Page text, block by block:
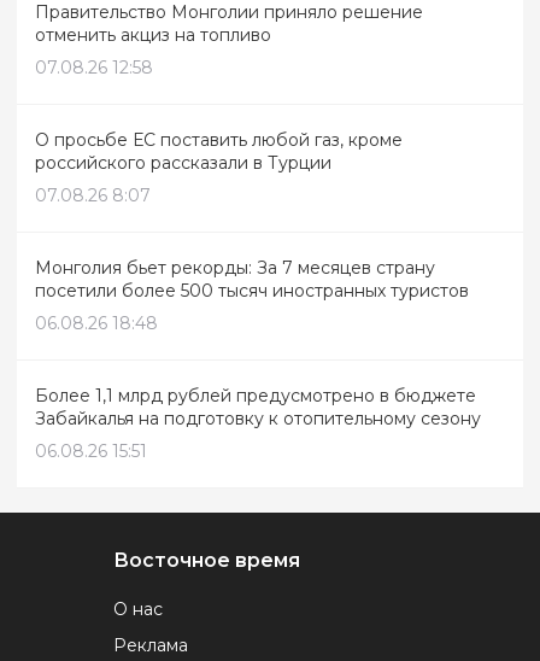
Правительство Монголии приняло решение
отменить акциз на топливо
07.08.26 12:58
О просьбе ЕС поставить любой газ, кроме
российского рассказали в Турции
07.08.26 8:07
Монголия бьет рекорды: За 7 месяцев страну
посетили более 500 тысяч иностранных туристов
06.08.26 18:48
Более 1,1 млрд рублей предусмотрено в бюджете
Забайкалья на подготовку к отопительному сезону
06.08.26 15:51
Восточное время
О нас
Реклама